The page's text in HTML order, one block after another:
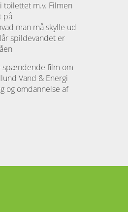
toilettet m.v. Filmen
på
man må skylle ud
spildevandet er
spændende film om
Vand & Energi
og omdannelse af